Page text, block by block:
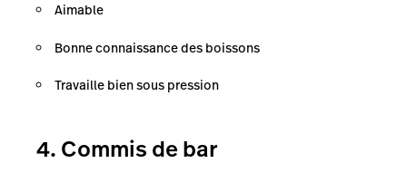
Aimable
Bonne connaissance des boissons
Travaille bien sous pression
4. Commis de bar